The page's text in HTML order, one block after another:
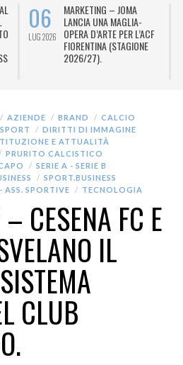
06
LUG 2026
MARKETING – JOMA
LANCIA UNA MAGLIA-
OPERA D’ARTE PER L’ACF
FIORENTINA (STAGIONE
2026/27).
AZIENDE BRAND
CALCIO
DIRITTI DI IMMAGINE
E ATTUALITÀ
PRURITO CALCISTICO
SERIE A - SERIE B
SPORT.BUSINESS
SPORTIVE
TECNOLOGIA
CESENA FC E
IL
CLUB